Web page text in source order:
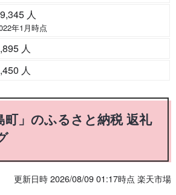
人
年1月時点
人
人
町」のふるさと納税 返礼
更新日時 2026/08/09 01:17時点 楽天市場